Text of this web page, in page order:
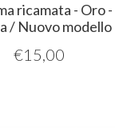
ricamata - Oro -
/ Nuovo modello
€15,00